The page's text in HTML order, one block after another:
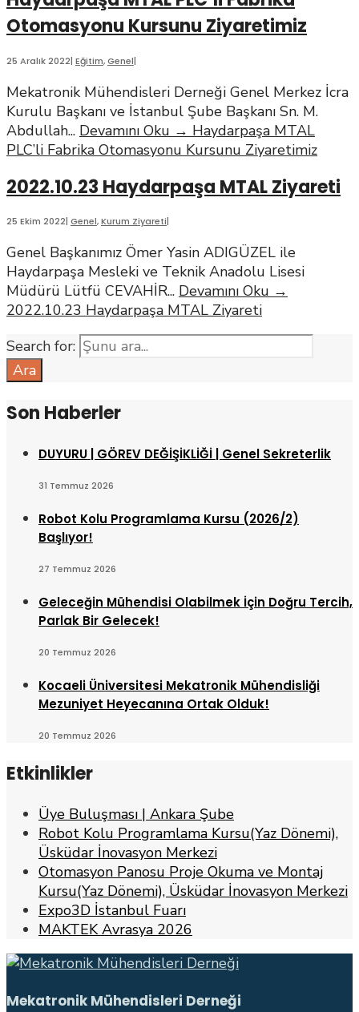
Otomasyonu Kursunu Ziyaretimiz
25 Aralık 2022| Eğitim,Genel|
Mekatronik Mühendisleri Derneği Genel Merkez İcra
Kurulu Başkanı ve İstanbul Şube Başkanı Sn. M.
Abdullah... Devamını Oku → Haydarpaşa MTAL
PLC’li Fabrika Otomasyonu Kursunu Ziyaretimiz
2022.10.23 Haydarpaşa MTAL Ziyareti
25 Ekim 2022| Genel,Kurum Ziyareti|
Genel Başkanımız Ömer Yasin ADIGÜZEL ile
Haydarpaşa Mesleki ve Teknik Anadolu Lisesi
Müdürü Lütfü CEVAHİR... Devamını Oku →
2022.10.23 Haydarpaşa MTAL Ziyareti
Search for:
Ara
Son Haberler
DUYURU | GÖREV DEĞİŞİKLİĞİ | Genel Sekreterlik
31 Temmuz 2026
Robot Kolu Programlama Kursu (2026/2)
Başlıyor!
27 Temmuz 2026
Geleceğin Mühendisi Olabilmek İçin Doğru Tercih,
Parlak Bir Gelecek!
20 Temmuz 2026
Kocaeli Üniversitesi Mekatronik Mühendisliği
Mezuniyet Heyecanına Ortak Olduk!
20 Temmuz 2026
Etkinlikler
Üye Buluşması | Ankara Şube
Robot Kolu Programlama Kursu(Yaz Dönemi),
Üsküdar İnovasyon Merkezi
Otomasyon Panosu Proje Okuma ve Montaj
Kursu(Yaz Dönemi), Üsküdar İnovasyon Merkezi
Expo3D İstanbul Fuarı
MAKTEK Avrasya 2026
Mekatronik Mühendisleri Derneği